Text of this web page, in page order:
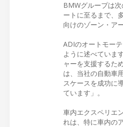
BMWグループは
ートに至るまで、
向けのゾーン・ア
ADIのオートモー
ように述べていま
ャーを支援するた
は、当社の自動車
スケースを成功に
ています」。
車内エクスペリエ
れは、特に車内の